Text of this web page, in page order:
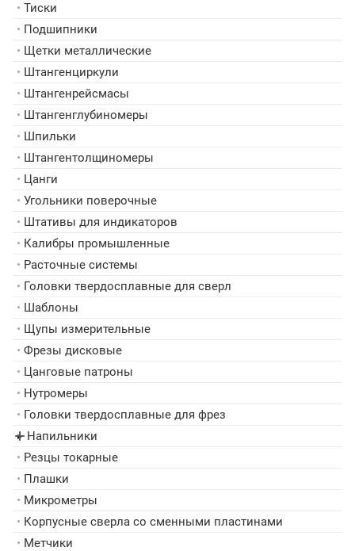
• Тиски
• Подшипники
• Щетки металлические
• Штангенциркули
• Штангенрейсмасы
• Штангенглубиномеры
• Шпильки
• Штангентолщиномеры
• Цанги
• Угольники поверочные
• Штативы для индикаторов
• Калибры промышленные
• Расточные системы
• Головки твердосплавные для сверл
• Шаблоны
• Щупы измерительные
• Фрезы дисковые
• Цанговые патроны
• Нутромеры
• Головки твердосплавные для фрез
▸ Напильники
• Резцы токарные
• Плашки
• Микрометры
• Корпусные сверла со сменными пластинами
• Метчики